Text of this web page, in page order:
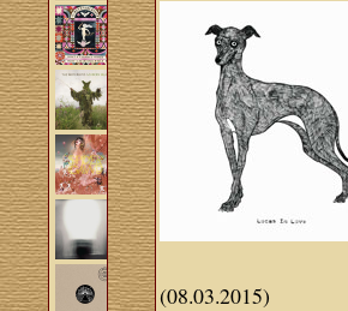
(08.03.2015)